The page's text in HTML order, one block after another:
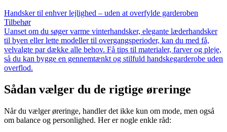
Handsker til enhver lejlighed – uden at overfylde garderoben
Tilbehør
Uanset om du søger varme vinterhandsker, elegante læderhandsker
til byen eller lette modeller til overgangsperioder, kan du med få,
velvalgte par dække alle behov. Få tips til materialer, farver og pleje,
så du kan bygge en gennemtænkt og stilfuld handskegarderobe uden
overflod.
Sådan vælger du de rigtige øreringe
Når du vælger øreringe, handler det ikke kun om mode, men også
om balance og personlighed. Her er nogle enkle råd: